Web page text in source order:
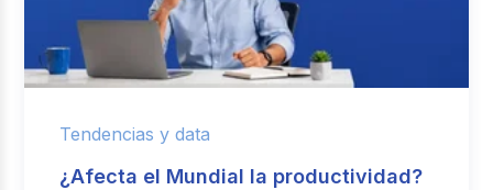
Tendencias y data
¿Afecta el Mundial la productividad?